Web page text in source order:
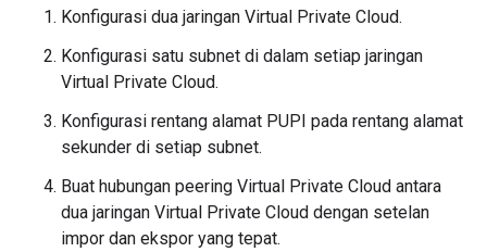
Konfigurasi dua jaringan Virtual Private Cloud.
Konfigurasi satu subnet di dalam setiap jaringan
Virtual Private Cloud.
Konfigurasi rentang alamat PUPI pada rentang alamat
sekunder di setiap subnet.
Buat hubungan peering Virtual Private Cloud antara
dua jaringan Virtual Private Cloud dengan setelan
impor dan ekspor yang tepat.